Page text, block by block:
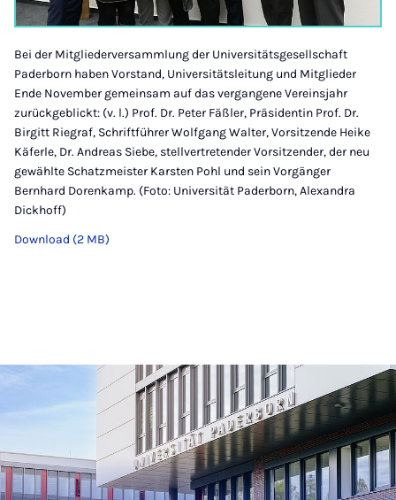
Bei der Mitgliederversammlung der Universitätsgesellschaft
Paderborn haben Vorstand, Universitätsleitung und Mitglieder
Ende November gemeinsam auf das vergangene Vereinsjahr
zurückgeblickt: (v. l.) Prof. Dr. Peter Fäßler, Präsidentin Prof. Dr.
Birgitt Riegraf, Schriftführer Wolfgang Walter, Vorsitzende Heike
Käferle, Dr. Andreas Siebe, stellvertretender Vorsitzender, der neu
gewählte Schatzmeister Karsten Pohl und sein Vorgänger
Bernhard Dorenkamp. (Foto: Universität Paderborn, Alexandra
Dickhoff)
Download (2 MB)